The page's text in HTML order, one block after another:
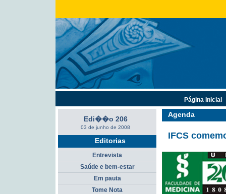
Agenda
IFCS
Edi��o 206
03 de junho de 2008
Editorias
Entrevista
Saúde e bem-estar
Em pauta
Tome Nota
Página Inicial